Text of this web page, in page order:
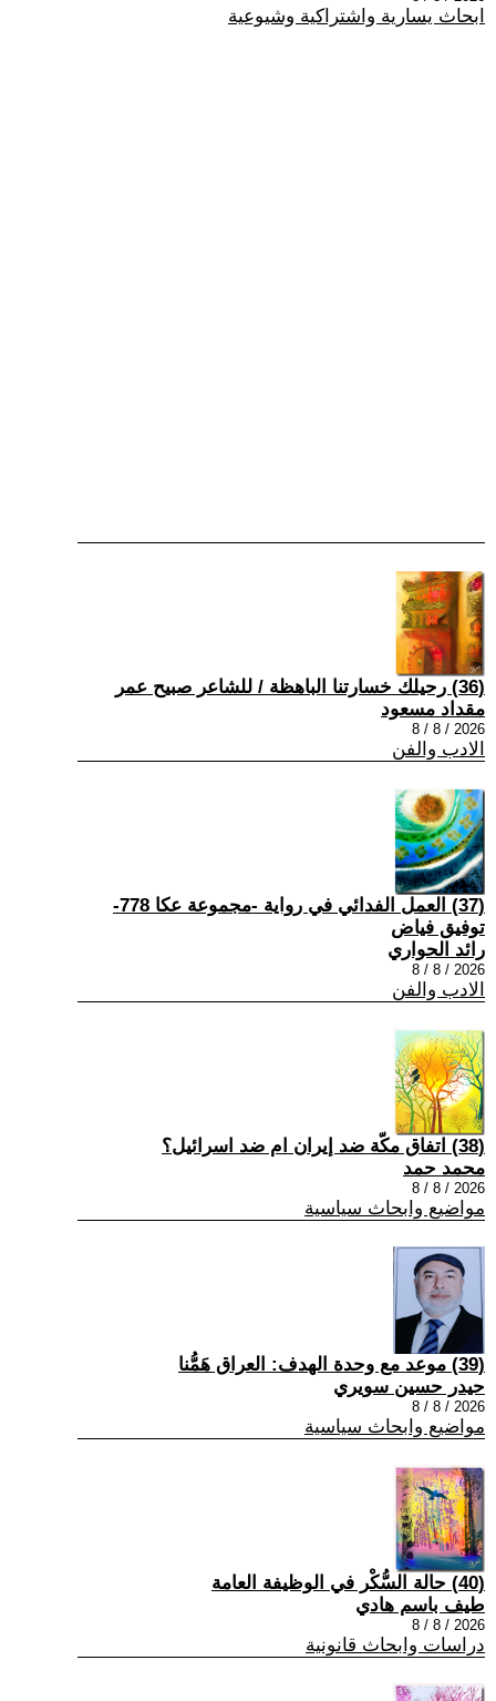
ابحاث يسارية واشتراكية وشيوعية
(36) رحيلك خسارتنا الباهظة / للشاعر صبيح عمر
مقداد مسعود
2026 / 8 / 8
الادب والفن
(37) العمل الفدائي في رواية -مجموعة عكا 778-
توفيق فياض
رائد الحواري
2026 / 8 / 8
الادب والفن
(38) اتفاق مكّة ضد إيران ام ضد اسرائيل؟
محمد حمد
2026 / 8 / 8
مواضيع وابحاث سياسية
(39) موعد مع وحدة الهدف: العراق هَمُّنا
حيدر حسين سويري
2026 / 8 / 8
مواضيع وابحاث سياسية
(40) حالة السُّكْر في الوظيفة العامة
طيف باسم هادي
2026 / 8 / 8
دراسات وابحاث قانونية